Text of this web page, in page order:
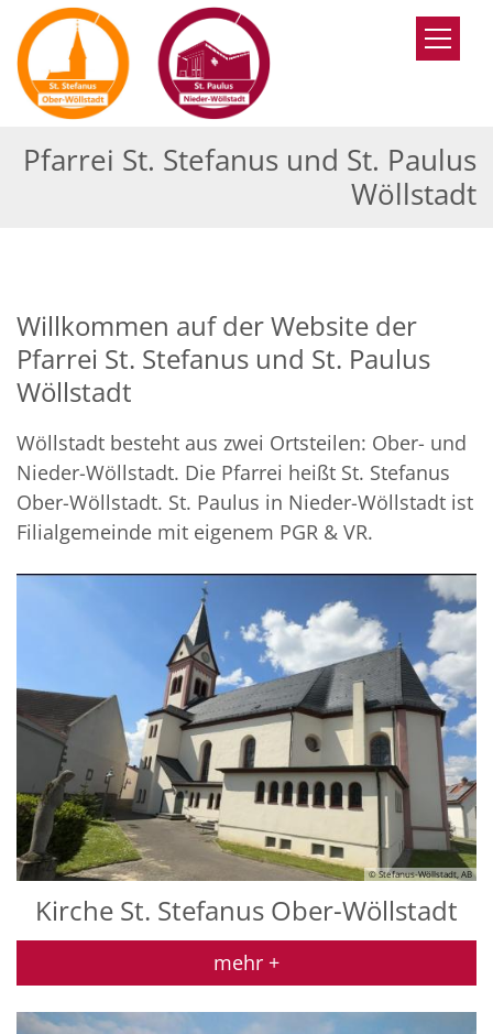
Zum Inhalt springen
Pfarrei St. Stefanus und St. Paulus
Wöllstadt
Willkommen auf der Website der
Pfarrei St. Stefanus und St. Paulus
Wöllstadt
Wöllstadt besteht aus zwei Ortsteilen: Ober- und
Nieder-Wöllstadt. Die Pfarrei heißt St. Stefanus
Ober-Wöllstadt. St. Paulus in Nieder-Wöllstadt ist
Filialgemeinde mit eigenem PGR & VR.
© Stefanus-Wöllstadt, AB
Kirche St. Stefanus Ober-Wöllstadt
mehr +